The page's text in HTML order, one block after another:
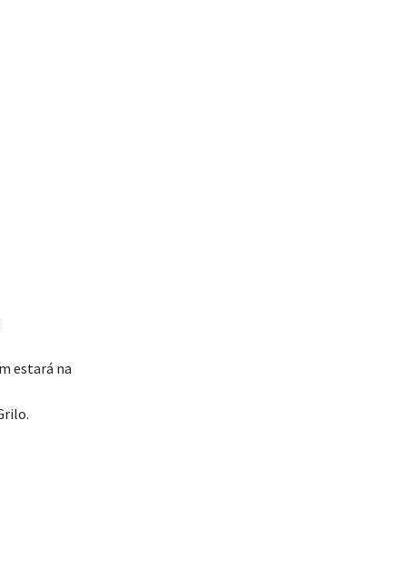
estará na